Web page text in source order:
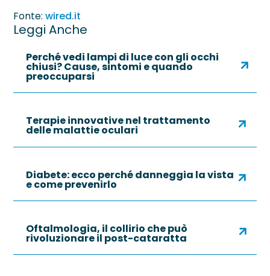
Fonte:wired.it
Leggi Anche
Perché vedi lampi di luce con gli occhi
chiusi? Cause, sintomi e quando
preoccuparsi
Terapie innovative nel trattamento
delle malattie oculari
Diabete: ecco perché danneggia la vista
e come prevenirlo
Oftalmologia, il collirio che può
rivoluzionare il post-cataratta